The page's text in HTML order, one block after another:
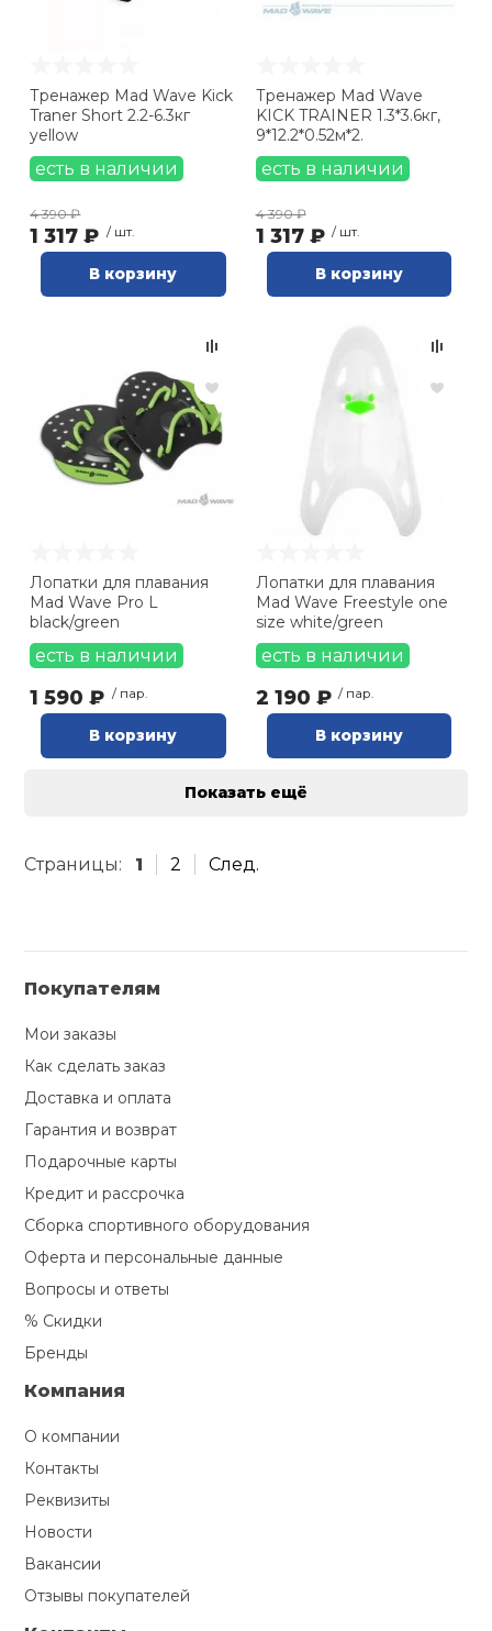
Тренажер Mad Wave Kick
Traner Short 2.2-6.3кг
yellow
есть в наличии
4 390 ₽
1 317 ₽ / шт.
В корзину
Тренажер Mad Wave
KICK TRAINER 1.3*3.6кг,
9*12.2*0.52м*2.
есть в наличии
4 390 ₽
1 317 ₽ / шт.
В корзину
Лопатки для плавания
Mad Wave Pro L
black/green
есть в наличии
1 590 ₽ / пар.
В корзину
Лопатки для плавания
Mad Wave Freestyle one
size white/green
есть в наличии
2 190 ₽ / пар.
В корзину
Показать ещё
Страницы: 1 2 След.
Покупателям
Мои заказы
Как сделать заказ
Доставка и оплата
Гарантия и возврат
Подарочные карты
Кредит и рассрочка
Сборка спортивного оборудования
Оферта и персональные данные
Вопросы и ответы
% Скидки
Бренды
Компания
О компании
Контакты
Реквизиты
Новости
Вакансии
Отзывы покупателей